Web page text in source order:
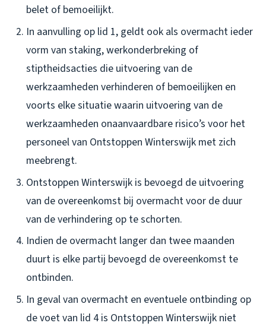
belet of bemoeilijkt.
In aanvulling op lid 1, geldt ook als overmacht ieder
vorm van staking, werkonderbreking of
stiptheidsacties die uitvoering van de
werkzaamheden verhinderen of bemoeilijken en
voorts elke situatie waarin uitvoering van de
werkzaamheden onaanvaardbare risico’s voor het
personeel van Ontstoppen Winterswijk met zich
meebrengt.
Ontstoppen Winterswijk is bevoegd de uitvoering
van de overeenkomst bij overmacht voor de duur
van de verhindering op te schorten.
Indien de overmacht langer dan twee maanden
duurt is elke partij bevoegd de overeenkomst te
ontbinden.
In geval van overmacht en eventuele ontbinding op
de voet van lid 4 is Ontstoppen Winterswijk niet